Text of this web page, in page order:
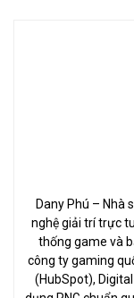
Dany Phú – Nhà
nghệ giải trí trực
thống game và
công ty gaming
(HubSpot),